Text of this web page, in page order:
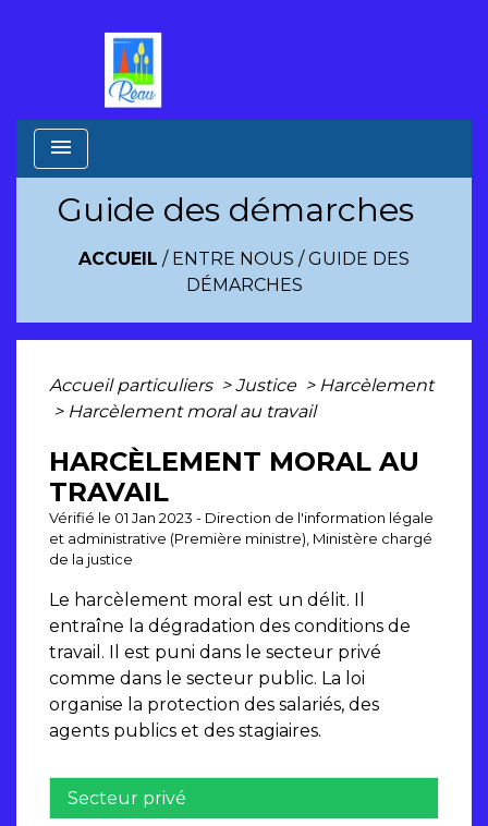
menu
Guide des démarches
ACCUEIL / ENTRE NOUS /GUIDE DES
DÉMARCHES
Accueil particuliers > Justice > Harcèlement
> Harcèlement moral au travail
HARCÈLEMENT MORAL AU
TRAVAIL
Vérifié le 01 Jan 2023 - Direction de l'information légale
et administrative (Première ministre), Ministère chargé
de la justice
Le harcèlement moral est un délit. Il
entraîne la dégradation des conditions de
travail. Il est puni dans le secteur privé
comme dans le secteur public. La loi
organise la protection des salariés, des
agents publics et des stagiaires.
Secteur privé